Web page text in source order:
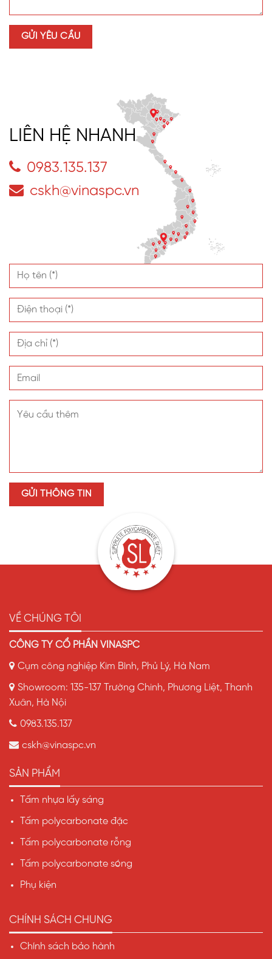
LIÊN HỆ NHANH
0983.135.137
cskh@vinaspc.vn
VỀ CHÚNG TÔI
CÔNG TY CỔ PHẦN VINASPC
Cụm công nghiệp Kim Bình, Phủ Lý, Hà Nam
Showroom: 135-137 Trường Chinh, Phương Liệt, Thanh
Xuân, Hà Nội
0983.135.137
cskh@vinaspc.vn
SẢN PHẨM
Tấm nhựa lấy sáng
Tấm polycarbonate đặc
Tấm polycarbonate rỗng
Tấm polycarbonate sóng
Phụ kiện
CHÍNH SÁCH CHUNG
Chính sách bảo hành